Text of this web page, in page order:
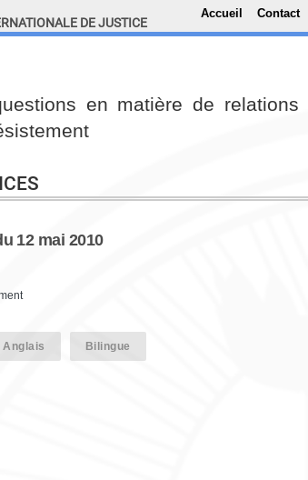
Top
Accueil Contact
DE JUSTICE
en matière de relations
12 mai 2010
Anglais Bilingue